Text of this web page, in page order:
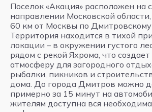
Поселок «Акация» расположен на
направлении Московской
60 км от Москвы по Дмитровскому
Территория находится в тихой
локации – в окружении густого
рядом с рекой Яхрома, что
атмосферу для загородного
рыбалки, пикников и
дома. До города Дмитров можно
примерно за 15 минут на
жителям доступна вся